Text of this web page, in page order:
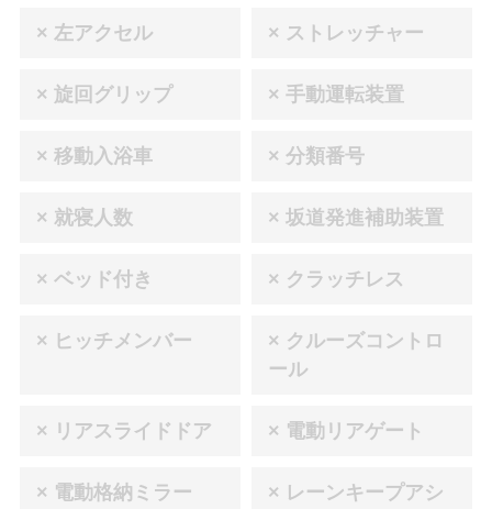
× 左アクセル × ストレッチャー
× 旋回グリップ × 手動運転装置
× 移動入浴車 × 分類番号
× 就寝人数 × 坂道発進補助装置
× ベッド付き × クラッチレス
× ヒッチメンバー
× クルーズコントロ
ール
× リアスライドドア × 電動リアゲート
× 電動格納ミラー
× レーンキープアシ